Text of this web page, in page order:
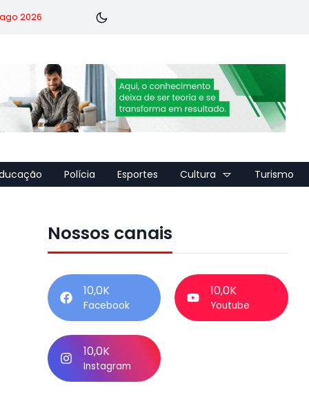
2026
Polícia Esportes Cultura Turismo
Nossos canais
10,0K
Facebook
10,0K
Youtube
10,0K
Instagram